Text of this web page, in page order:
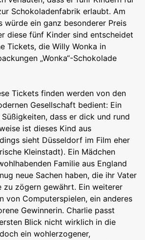
Schokoladenfabrik erlaubt. Am
würde ein ganz besonderer Preis
diese fünf Kinder sind entscheidet
Tickets, die Willy Wonka in
„Wonka“-Schokolade
Tickets finden werden von den
Gesellschaft bedient: Ein
dass er dick und rund
ist dieses Kind aus
sieht Düsseldorf im Film eher
Kleinstadt). Ein Mädchen
Familie aus England
neue Sachen haben, die ihr Vater
zu zögern gewährt. Ein weiterer
von Computerspielen, ein anderes
Gewinnerin. Charlie passt
Blick nicht wirklich in die
ein wohlerzogener,